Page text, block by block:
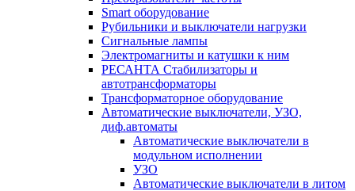
Smart оборудование
Рубильники и выключатели нагрузки
Сигнальные лампы
Электромагниты и катушки к ним
РЕСАНТА Стабилизаторы и
автотрансформаторы
Трансформаторное оборудование
Автоматические выключатели, УЗО,
диф.автоматы
Автоматические выключатели в
модульном исполнении
УЗО
Автоматические выключатели в литом